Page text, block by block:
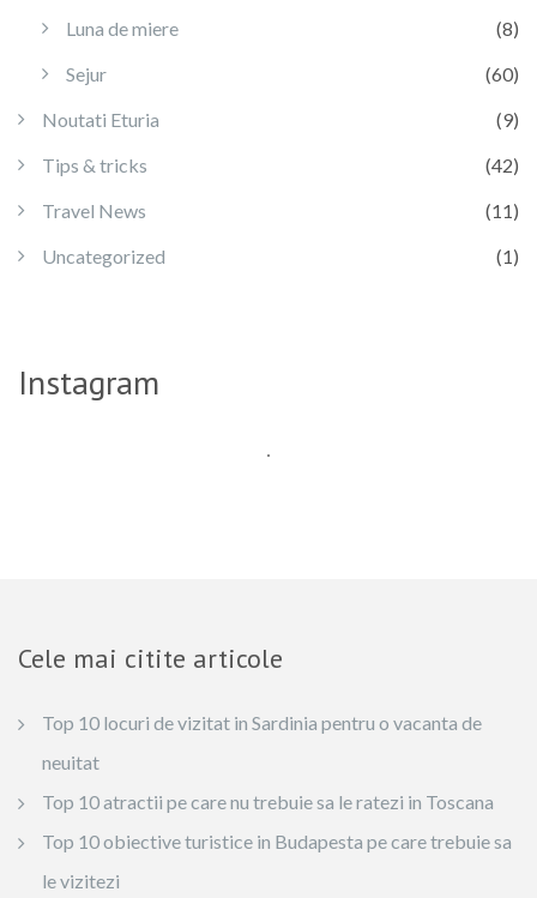
Luna de miere
(8)
Sejur
(60)
Noutati Eturia
(9)
Tips & tricks
(42)
Travel News
(11)
Uncategorized
(1)
Instagram
Cele mai citite articole
Top 10 locuri de vizitat in Sardinia pentru o vacanta de
neuitat
Top 10 atractii pe care nu trebuie sa le ratezi in Toscana
Top 10 obiective turistice in Budapesta pe care trebuie sa
le vizitezi